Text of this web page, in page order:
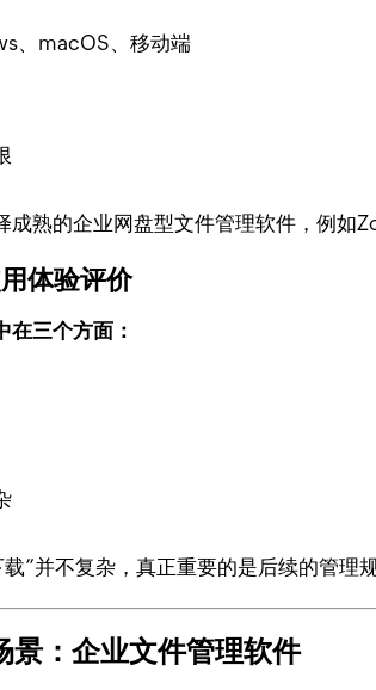
、macOS、移动端
熟的企业网盘型文件管理软件，例如
体验评价
在三个方面：
”并不复杂，真正重要的是后续的管理规
景：企业文件管理软件